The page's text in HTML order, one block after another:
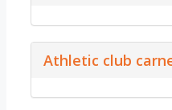
Athletic club